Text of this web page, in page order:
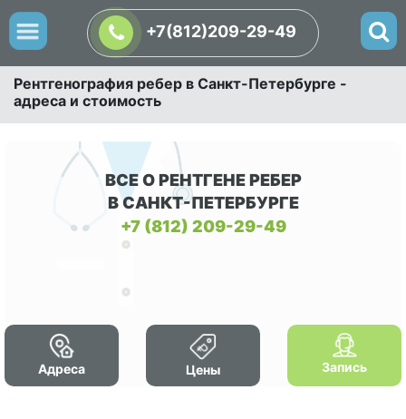
+7(812)209-29-49
Рентгенография ребер в Санкт-Петербурге -
адреса и стоимость
ВСЕ О РЕНТГЕНЕ РЕБЕР
В САНКТ-ПЕТЕРБУРГЕ
+7 (812) 209-29-49
Адреса Цены Запись